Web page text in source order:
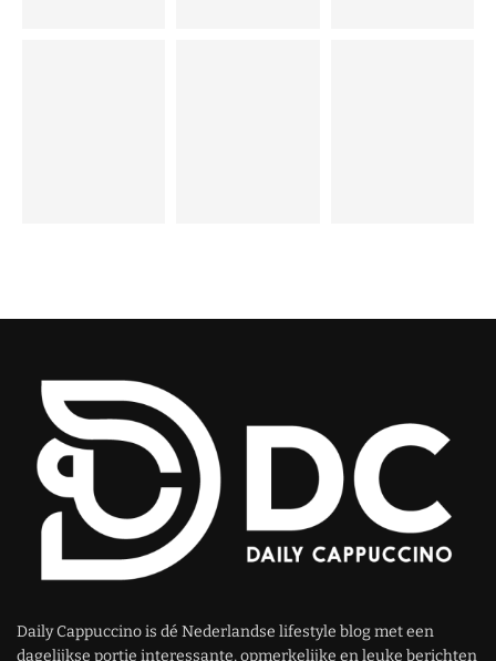
Daily Cappuccino is dé Nederlandse lifestyle blog met een
dagelijkse portie interessante, opmerkelijke en leuke berichten